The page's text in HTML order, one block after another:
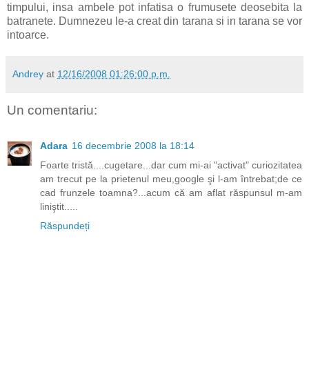
timpului, insa ambele pot infatisa o frumusete deosebita la
batranete. Dumnezeu le-a creat din tarana si in tarana se vor
intoarce.
Andrey at 12/16/2008 01:26:00 p.m.
Un comentariu:
Adara 16 decembrie 2008 la 18:14
Foarte tristă....cugetare...dar cum mi-ai "activat" curiozitatea
am trecut pe la prietenul meu,google şi l-am întrebat;de ce
cad frunzele toamna?...acum că am aflat răspunsul m-am
liniştit.....
Răspundeți